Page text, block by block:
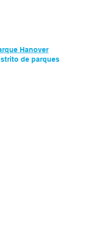
Hanover
de parques